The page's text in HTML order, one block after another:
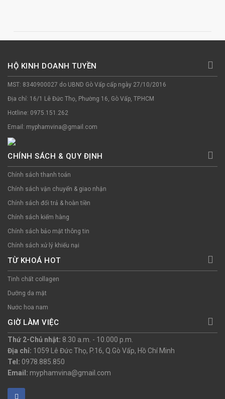
HỘ KINH DOANH TUYỀN
MST: 8340900027 do UBND Gò Vấp cấp ngày 27/10/2016
Địa chỉ: 16/1 Lê Đức Thọ, Phường 16, Gò Vấp, TP.HCM
Hotline: 0975.151.262
Email: myphamvina@gmail.com
CHÍNH SÁCH & QUY ĐỊNH
Chính sách thanh toán
Chính sách vận chuyển & giao nhận
Chính sách đổi trả & hoàn tiền
Chính sách kiểm hàng
Chính sách bảo mật thông tin
Chính sách xử lý khiếu nại
TỪ KHOÁ HOT
Tinh chất collagen
Dưỡng da mặt
Nước hoa nam
GIỜ LÀM VIỆC
Thứ 2-Chủ nhật: 8.30 a.m. - 10.000 p.m.
Địa chỉ: 1059 Lê Đức Thọ, P.16, Q.Gò Vấp, Hồ Chí Minh
Tel: 0978.885.850
Email: myphamvina@gmail.com